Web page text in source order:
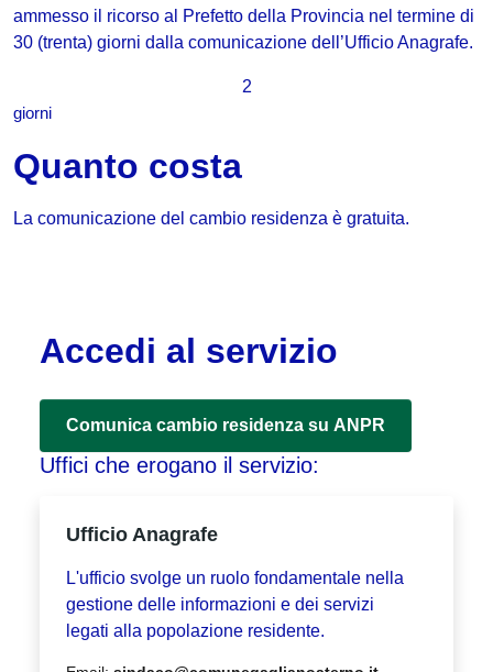
ammesso il ricorso al Prefetto della Provincia nel termine di
30 (trenta) giorni dalla comunicazione dell’Ufficio Anagrafe.
2
giorni
Quanto costa
La comunicazione del cambio residenza è gratuita.
Accedi al servizio
Comunica cambio residenza su ANPR
Uffici che erogano il servizio:
Ufficio Anagrafe
L'ufficio svolge un ruolo fondamentale nella
gestione delle informazioni e dei servizi
legati alla popolazione residente.